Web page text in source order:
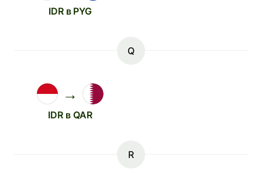
IDR в PYG
Q
→
IDR в QAR
R